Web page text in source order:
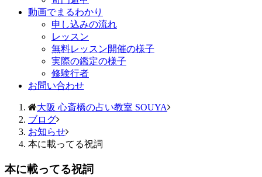
動画でまるわかり
申し込みの流れ
レッスン
無料レッスン開催の様子
実際の鑑定の様子
修験行者
お問い合わせ
大阪 心斎橋の占い教室 SOUYA
ブログ
お知らせ
本に載ってる祝詞
本に載ってる祝詞